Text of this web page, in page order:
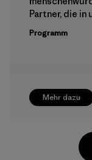
Mehr dazu
Partner, die
Programm